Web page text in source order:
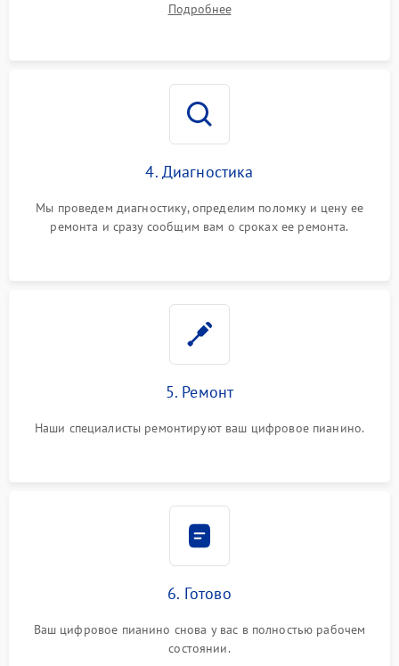
Подробнее
4. Диагностика
Мы проведем диагностику, определим поломку и цену ее
ремонта и сразу сообщим вам о сроках ее ремонта.
5. Ремонт
Наши специалисты ремонтируют ваш цифровое пианино.
6. Готово
Ваш цифровое пианино снова у вас в полностью рабочем
состоянии.